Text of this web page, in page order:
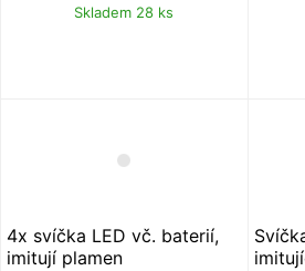
Skladem 28 ks
4x svíčka LED vč. baterií,
imitují plamen